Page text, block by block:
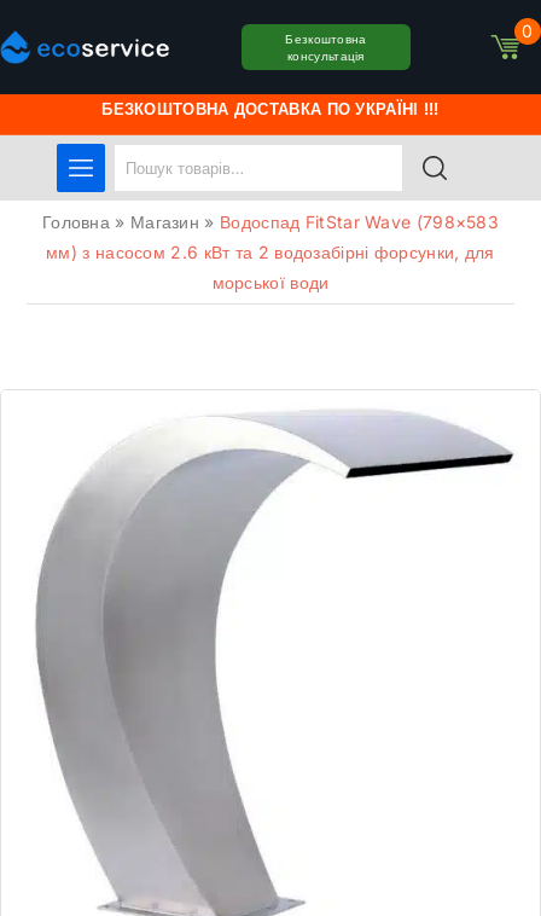
БЕЗКОШТОВНА ДОСТАВКА ПО УКРАЇНІ !!!
Безкоштовна
консультація
0
Головна » Магазин » Водоспад FitStar Wave (798×583
мм) з насосом 2.6 кВт та 2 водозабірні форсунки, для
морської води